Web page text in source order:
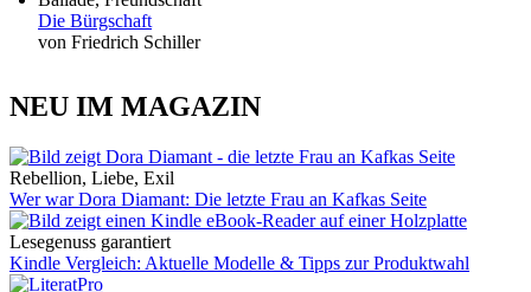
Die Bürgschaft
von Friedrich Schiller
NEU IM MAGAZIN
Rebellion, Liebe, Exil
Wer war Dora Diamant: Die letzte Frau an Kafkas Seite
Lesegenuss garantiert
Kindle Vergleich: Aktuelle Modelle & Tipps zur Produktwahl